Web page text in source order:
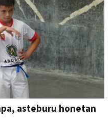
asteburu honetan